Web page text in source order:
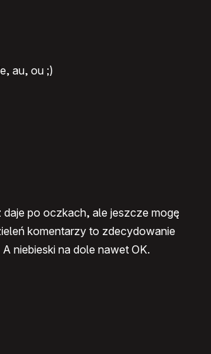
au, ou ;)
daje po oczkach, ale jeszcze mogę
komentarzy to zdecydowanie
niebieski na dole nawet OK.